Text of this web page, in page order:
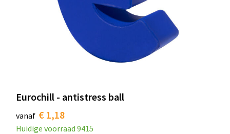
Eurochill - antistress ball
vanaf € 1,18
Huidige voorraad 9415